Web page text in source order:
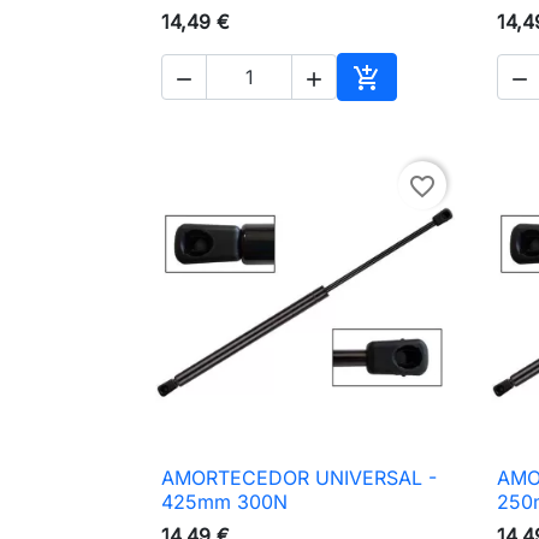
14,49 €
  
Adicionar ao

favorite_border
 Vista rápida
AMORTECEDOR UNIVERSAL -
425mm 300N